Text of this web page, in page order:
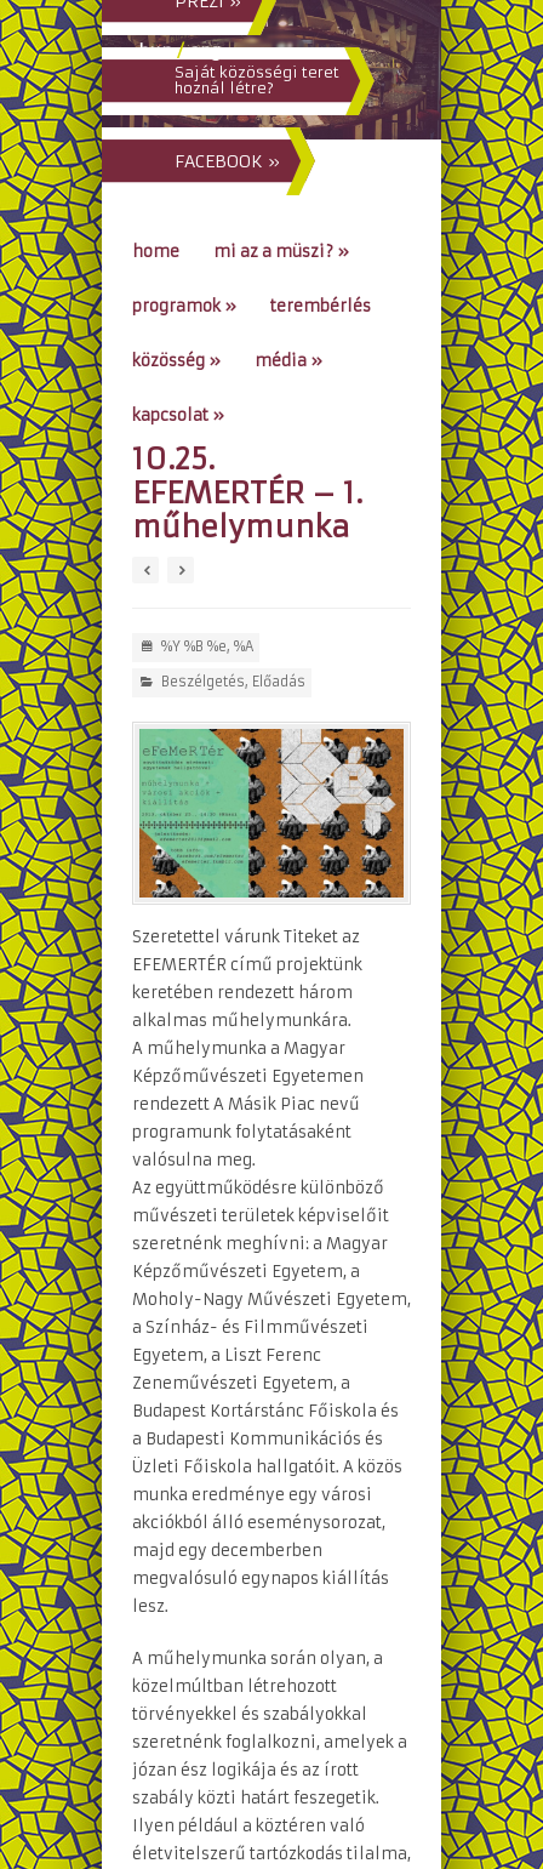
hun/eng
Saját közösségi teret
hoznál létre?
FACEBOOK »
home mi az a müszi? »
programok» terembérlés
közösség » média »
kapcsolat »
go to...
10.25.
EFEMERTÉR – 1.
műhelymunka
%Y %B %e, %A
Beszélgetés, Előadás
Szeretettel várunk Titeket az
EFEMERTÉR című projektünk
keretében rendezett három
alkalmas műhelymunkára.
A műhelymunka a Magyar
Képzőművészeti Egyetemen
rendezett A Másik Piac nevű
programunk folytatásaként
valósulna meg.
Az együttműködésre különböző
művészeti területek képviselőit
szeretnénk meghívni: a Magyar
Képzőművészeti Egyetem, a
Moholy-Nagy Művészeti Egyetem,
a Színház- és Filmművészeti
Egyetem, a Liszt Ferenc
Zeneművészeti Egyetem, a
Budapest Kortárstánc Főiskola és
a Budapesti Kommunikációs és
Üzleti Főiskola hallgatóit. A közös
munka eredménye egy városi
akciókból álló eseménysorozat,
majd egy decemberben
megvalósuló egynapos kiállítás
lesz.
A műhelymunka során olyan, a
közelmúltban létrehozott
törvényekkel és szabályokkal
szeretnénk foglalkozni, amelyek a
józan ész logikája és az írott
szabály közti határt feszegetik.
Ilyen például a köztéren való
életvitelszerű tartózkodás tilalma,